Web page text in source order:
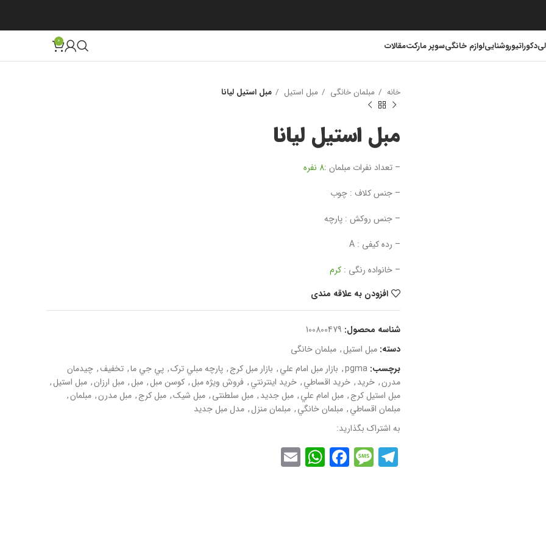
دکوراتیوروشناییلوازم خانگیسوپر مارکتمقالات 0
خانه مبلمان خانگی مبل استیل مبل استیل لیانا
مبل استیل لیانا
– تعداد نفرات مبلمان :8 نفره
– جنس کلاف : چوب
– جنس روکش : پارچه
– رده کیفی : A
– خانواده رنگی : کرم
افزودن به علاقه مندی
شناسه محصول: 100800479
دسته: مبل استیل, مبلمان خانگی
برچسب: pgma
, بازار مبل امام علي, بازار مبل کرج, پارچه مبلي ترک, پي جي ما, تخفيف, چيدمان
مدرن, خريد, خريد اقساطي, خريد اينترنتي, فروش ويژه مبل, کوسن مبل, مبل, مبل ارزان, مبل استیل,
مبل استیل کرج, مبل امام علي, مبل جديد, مبل سلطنتی, مبل شيک, مبل کرج, مبل مدرن, مبلمان,
مبلمان اقساطي, مبلمان خانگي, مبلمان منزل, مدل مبل جديد
به اشتراک بگذارید:
Telegram
Message
Facebook
WhatsApp